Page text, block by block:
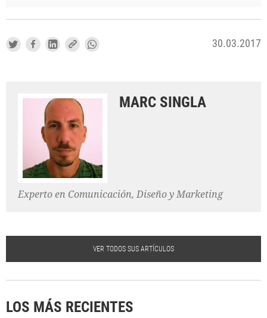
30.03.2017
MARC SINGLA
Experto en Comunicación, Diseño y Marketing
VER TODOS SUS ARTÍCULOS
LOS MÁS RECIENTES